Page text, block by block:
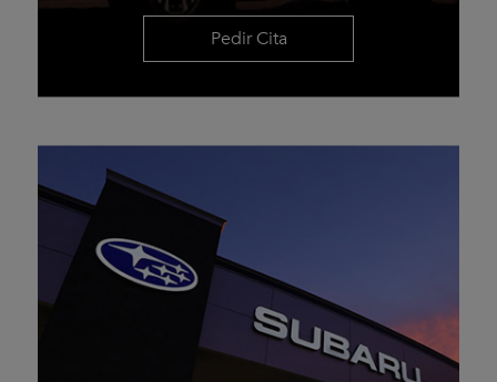
Pedir Cita